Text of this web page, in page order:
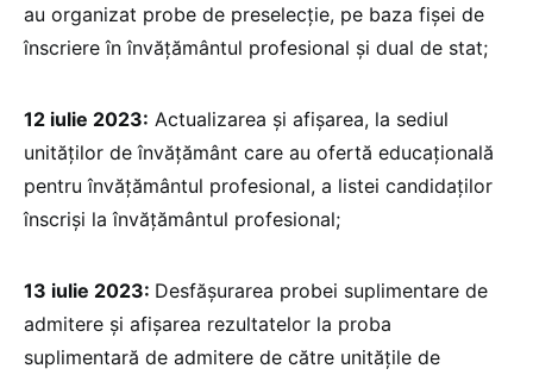
au organizat probe de preselecție, pe baza fișei de
înscriere în învățământul profesional și dual de stat;
12 iulie 2023: Actualizarea și afișarea, la sediul
unităților de învățământ care au ofertă educațională
pentru învățământul profesional, a listei candidaților
înscriși la învățământul profesional;
13 iulie 2023: Desfășurarea probei suplimentare de
admitere și afișarea rezultatelor la proba
suplimentară de admitere de către unitățile de